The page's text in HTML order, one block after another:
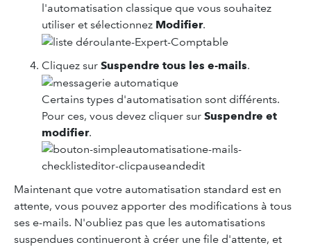
l'automatisation classique que vous souhaitez
utiliser et sélectionnez Modifier.
Cliquez sur Suspendre tous les e-mails.
Certains types d'automatisation sont différents.
Pour ces, vous devez cliquer sur Suspendre et
modifier.
Maintenant que votre automatisation standard est en
attente, vous pouvez apporter des modifications à tous
ses e-mails. N'oubliez pas que les automatisations
suspendues continueront à créer une file d'attente, et